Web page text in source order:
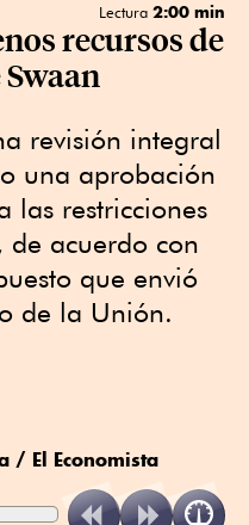
Lectura 2:00 min
recursos de
revisión integral
una aprobación
las restricciones
acuerdo con
que envió
de la Unión.
/ El Economista